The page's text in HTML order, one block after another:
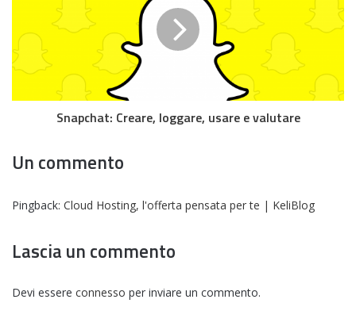
Snapchat: Creare, loggare, usare e valutare
Un commento
Pingback: Cloud Hosting, l'offerta pensata per te | KeliBlog
Lascia un commento
Devi essere connesso per inviare un commento.